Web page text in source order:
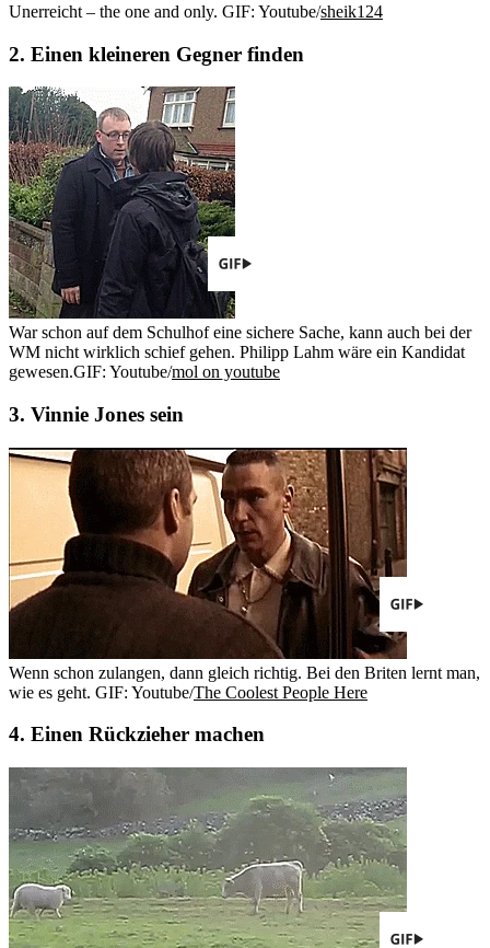
Unerreicht – the one and only. GIF: Youtube/sheik124
2. Einen kleineren Gegner finden
War schon auf dem Schulhof eine sichere Sache, kann auch bei der
WM nicht wirklich schief gehen. Philipp Lahm wäre ein Kandidat
gewesen.GIF: Youtube/mol on youtube
3. Vinnie Jones sein
Wenn schon zulangen, dann gleich richtig. Bei den Briten lernt man,
wie es geht. GIF: Youtube/The Coolest People Here
4. Einen Rückzieher machen